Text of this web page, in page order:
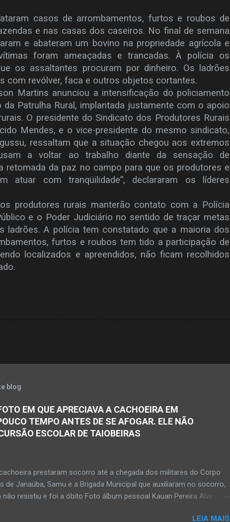
casos de arrombamentos, furtos e roubos de
e nas casas dos caseiros. No final de semana
e abateram um bovino na propriedade agrícola e
foram ameaçadas e trancadas. À polícia os
os assaltantes procuram por dinheiro. Os ladrões
com revólver, faca e outros objetos cortantes.
Martins anunciou a intensificação do policiamento
Patrulha Rural, implantada justamente com o apoio
O presidente do Sindicato dos Produtores Rurais
Mendes, e o vice-presidente do mesmo sindicato,
ressaltam que a situação chegou aos extremos
a voltar ao trabalho diante da sensação de
retomada da paz no campo para que os produtores e
atuar com tranqüilidade”, declararam os líderes
produtores rurais manterão contato com a Polícia
e o Poder Judiciário no sentido de traçar metas
ladrões. A polícia tem constatado que a maioria dos
furtos e roubos tem tido a participação de
localizados e apreendidos, não ficam recolhidos
blog
EM QUE APRECIAVA A CACHOEIRA EM
TEMPO ANTES DE SE AFOGAR. ELE NÃO
ESCOLAR DE TAIOBEIRAS
prestaram socorro até a chegada dos militares do Corpo
de Janaúba, Samu e a Brigada Municipal que auxiliaram no socorro,
resistiu e foi a óbito Foto álbum pessoal Kauan Pereira Alves
pouco tempo antes de se afogar e depois vir a óbito nesta terça-
LEIA MAIS